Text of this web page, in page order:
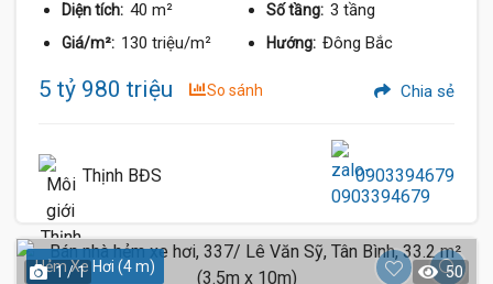
Diện tích: 40 m² Số tầng: 3 tầng
Giá/m²: 130 triệu/m² Hướng: Đông Bắc
5 tỷ 980 triệu So sánh Chia sẻ
Thịnh BĐS 0903394679
Hẻm Xe Hơi (4 m)
1 / 1 50